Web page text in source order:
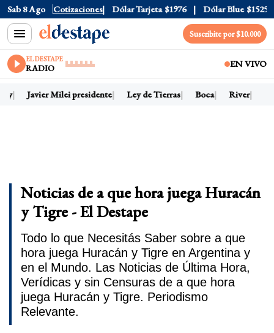
Sab 8 Ago Cotizaciones
Dólar Oficial $1520 Dólar Tarjeta $1976 Dólar Blue $1525
Suscribite por $10.000
EL DESTAPE
RADIO EN VIVO
Javier Milei presidente Ley de Tierras Boca River
Noticias de a que hora juega Huracán
y Tigre - El Destape
Todo lo que Necesitás Saber sobre a que
hora juega Huracán y Tigre en Argentina y
en el Mundo. Las Noticias de Última Hora,
Verídicas y sin Censuras de a que hora
juega Huracán y Tigre. Periodismo
Relevante.